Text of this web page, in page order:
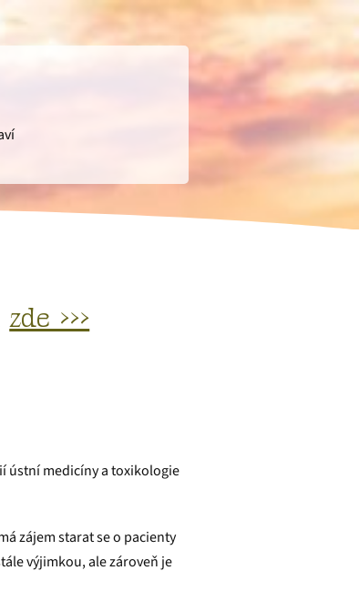
zde >>>
ústní medicíny a toxikologie
zájem starat se o pacienty
výjimkou, ale zároveň je